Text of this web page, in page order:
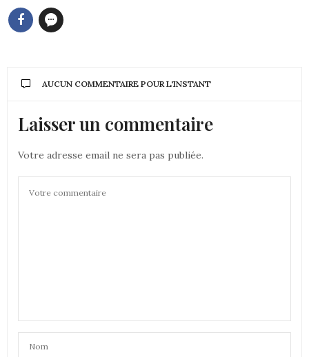
AUCUN COMMENTAIRE POUR L'INSTANT
Laisser un commentaire
Votre adresse email ne sera pas publiée.